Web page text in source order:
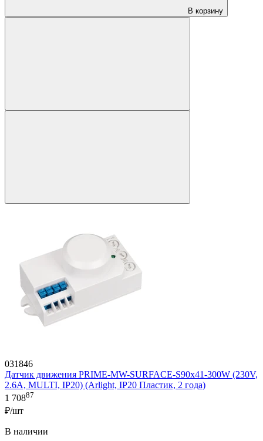
В корзину
031846
Датчик движения PRIME-MW-SURFACE-S90x41-300W (230V,
2.6A, MULTI, IP20) (Arlight, IP20 Пластик, 2 года)
1 70887
₽/шт
В наличии